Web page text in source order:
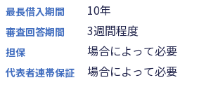
最長借入期間 10年
審査回答期間 3週間程度
担保 場合によって必要
代表者連帯保証 場合によって必要